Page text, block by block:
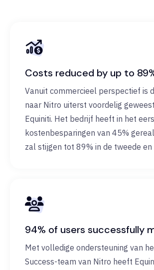
Costs reduced by up to
Vanuit commercieel perspectief is
naar Nitro uiterst voordelig
Equiniti. Het bedrijf heeft in het
kostenbesparingen van 45%
zal stijgen tot 89% in de tweede en
94% of users successfully
Met volledige ondersteuning van
Success-team van Nitro heeft